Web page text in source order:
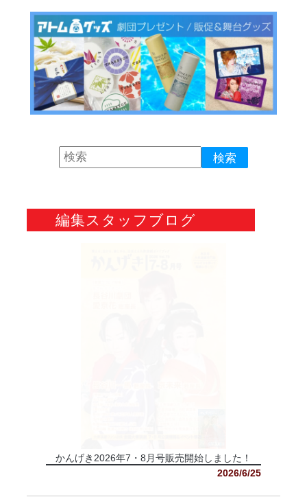
編集スタッフブログ
かんげき2026年7・8月号販売開始しました！
2026/6/25